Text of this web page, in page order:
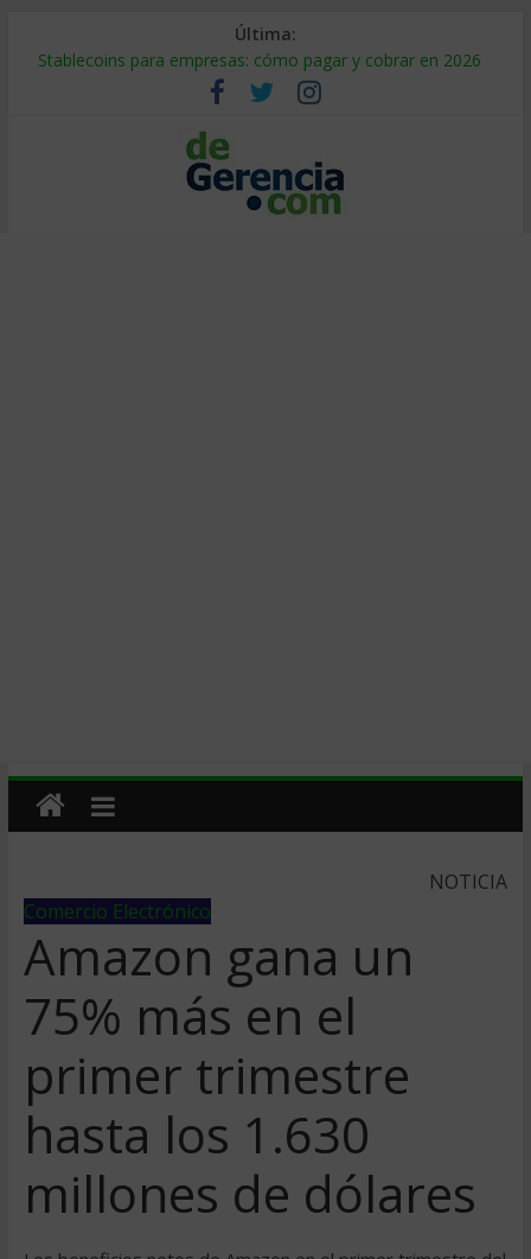
Última:
Stablecoins para empresas: cómo pagar y cobrar en 2026
Despido silencioso: qué es y por qué sale tan caro
IA en selección de personal: cómo auditarla a tiempo
Trabajo forzoso en la cadena de suministro: qué hacer
Mercado hispano de EE. UU.: cómo segmentarlo y venderle
NOTICIA
Comercio Electrónico
Amazon gana un
75% más en el
primer trimestre
hasta los 1.630
millones de dólares